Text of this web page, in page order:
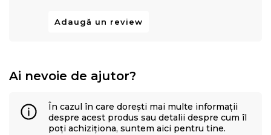
Adaugă un review
Ai nevoie de ajutor?
În cazul în care dorești mai multe informații
despre acest produs sau detalii despre cum îl
poți achiziționa, suntem aici pentru tine.